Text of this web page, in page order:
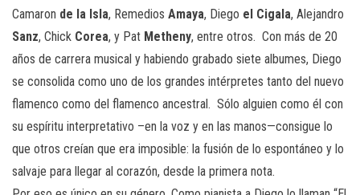
Camaron de la Isla, Remedios Amaya, Diego el Cigala, Alejandro
Sanz, Chick Corea, y Pat Metheny, entre otros. Con más de 20
años de carrera musical y habiendo grabado siete albumes, Diego
se consolida como uno de los grandes intérpretes tanto del nuevo
flamenco como del flamenco ancestral. Sólo alguien como él con
su espíritu interpretativo –en la voz y en las manos—consigue lo
que otros creían que era imposible: la fusión de lo espontáneo y lo
salvaje para llegar al corazón, desde la primera nota.